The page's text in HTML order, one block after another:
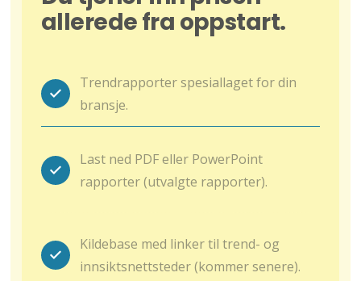
allerede fra oppstart.
Trendrapporter spesiallaget for din
bransje.
Last ned PDF eller PowerPoint
rapporter (utvalgte rapporter).
Kildebase med linker til trend- og
innsiktsnettsteder (kommer senere).